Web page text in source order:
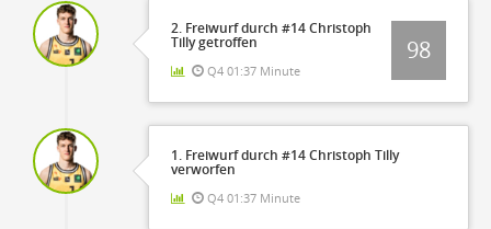
2. Freiwurf durch #14 Christoph
Tilly getroffen
Q4 01:37 Minute
98
1. Freiwurf durch #14 Christoph Tilly
verworfen
Q4 01:37 Minute